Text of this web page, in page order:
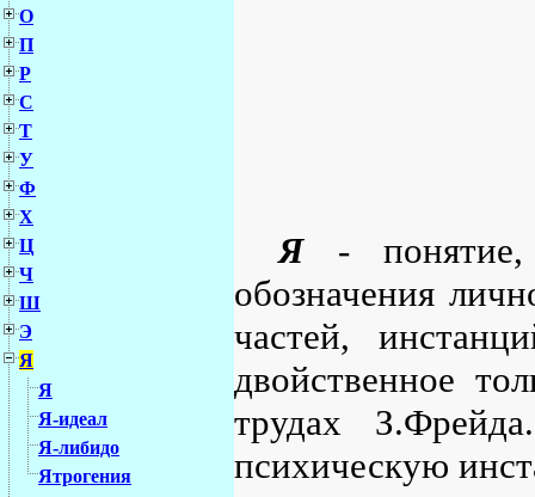
О
П
Р
С
Т
У
Ф
Х
Ц
Ч
Ш
Э
Я
Я
Я-идеал
Я-либидо
Ятрогения
Я- понятие,
обозначения
частей,
двойственное
трудах
психическую